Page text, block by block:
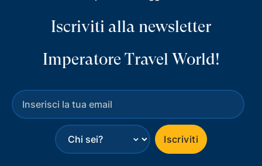
Iscriviti alla newsletter
Imperatore Travel World!
⌄ Iscriviti